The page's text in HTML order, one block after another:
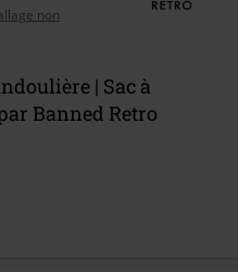
non
| Sac à
Banned Retro